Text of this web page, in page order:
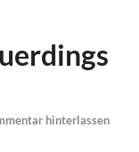
hinterlassen